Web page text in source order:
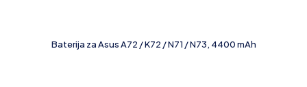
Baterija za Asus A72 / K72 / N71 / N73, 4400 mAh